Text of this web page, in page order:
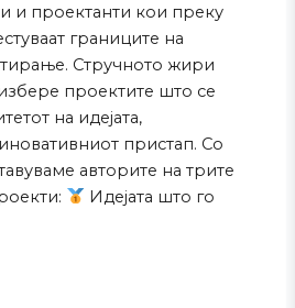
и проектанти кои преку
границите на
Стручното жири
проектите што се
на идејата,
пристап. Со
авторите на трите
Идејата што го